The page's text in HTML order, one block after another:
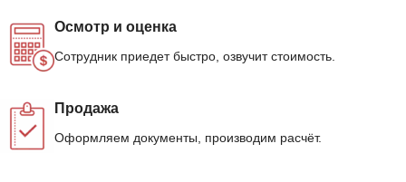
Осмотр и оценка
Сотрудник приедет быстро, озвучит стоимость.
Продажа
Оформляем документы, производим расчёт.